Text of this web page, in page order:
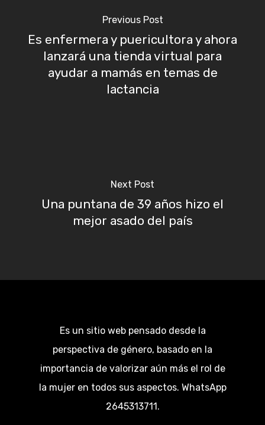
Previous Post
Es enfermera y puericultora y ahora
lanzará una tienda virtual para
ayudar a mamás en temas de
lactancia
Next Post
Una puntana de 39 años hizo el
mejor asado del país
Es un sitio web pensado desde la
perspectiva de género, basado en la
importancia de valorizar aún más el rol de
la mujer en todos sus aspectos. WhatsApp
2645313711.